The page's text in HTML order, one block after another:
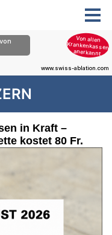
in Kraft –
kostet 80 Fr.